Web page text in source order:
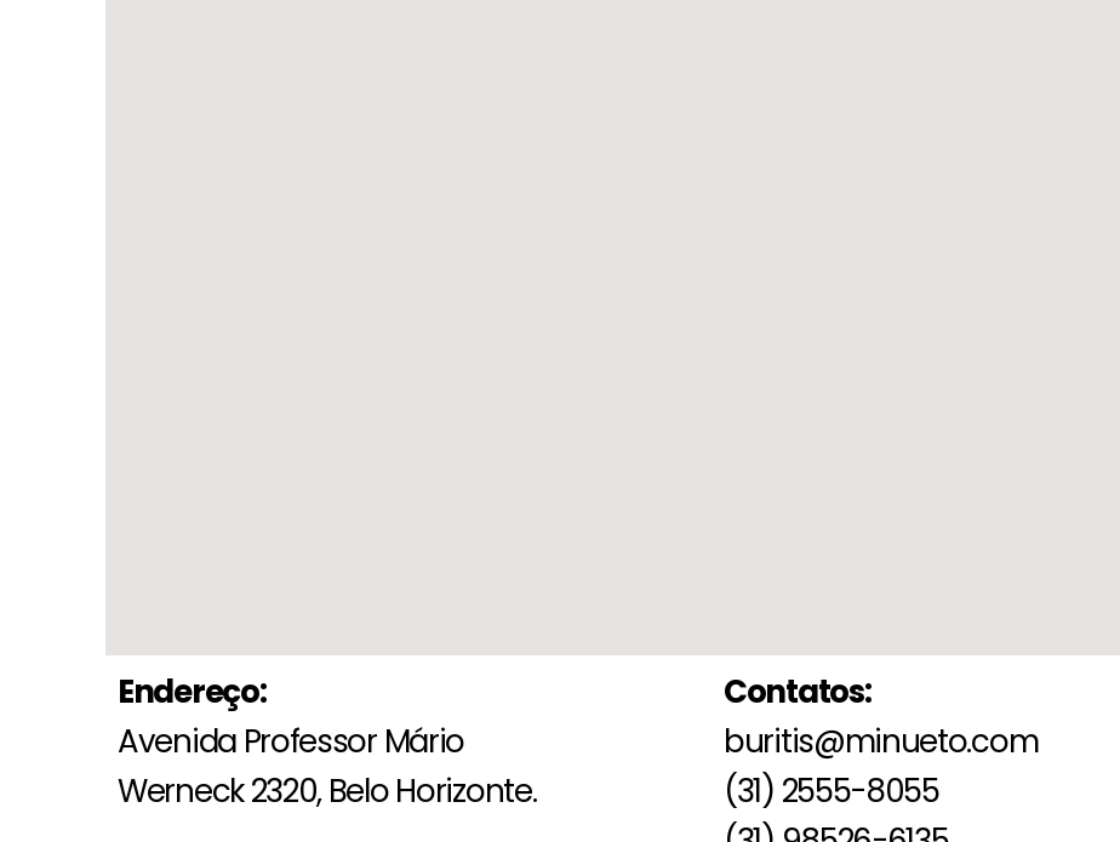
Endereço:
Avenida Professor Mário
Werneck 2320, Belo Horizonte.
Contatos:
buritis@minueto.com
(31) 2555-8055